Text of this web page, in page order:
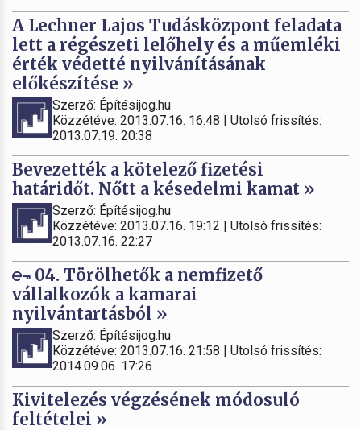
A Lechner Lajos Tudásközpont feladata
lett a régészeti lelőhely és a műemléki
érték védetté nyilvánításának
előkészítése »
Szerző: Építésijog.hu
Közzétéve: 2013.07.16. 16:48 | Utolsó frissítés:
2013.07.19. 20:38
Bevezették a kötelező fizetési
határidőt. Nőtt a késedelmi kamat »
Szerző: Építésijog.hu
Közzétéve: 2013.07.16. 19:12 | Utolsó frissítés:
2013.07.16. 22:27
04. Törölhetők a nemfizető
vállalkozók a kamarai
nyilvántartásból »
Szerző: Építésijog.hu
Közzétéve: 2013.07.16. 21:58 | Utolsó frissítés:
2014.09.06. 17:26
Kivitelezés végzésének módosuló
feltételei »